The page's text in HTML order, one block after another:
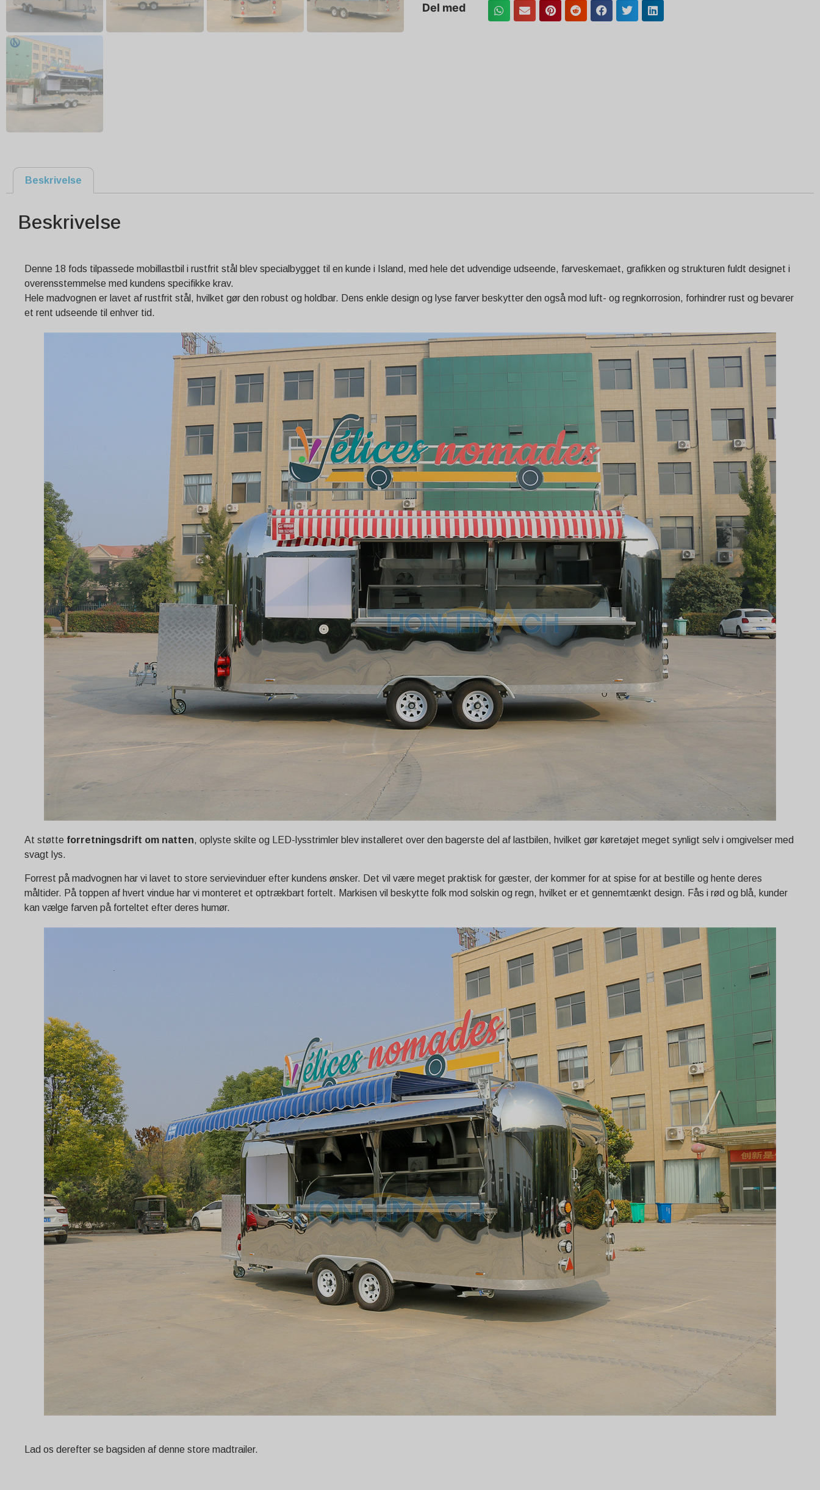
Del med
Beskrivelse
Beskrivelse
Denne 18 fods tilpassede mobillastbil i rustfrit stål blev specialbygget til en kunde i Island, med hele det udvendige udseende, farveskemaet, grafikken og strukturen fuldt designet i
overensstemmelse med kundens specifikke krav.
Hele madvognen er lavet af rustfrit stål, hvilket gør den robust og holdbar. Dens enkle design og lyse farver beskytter den også mod luft- og regnkorrosion, forhindrer rust og bevarer
et rent udseende til enhver tid.
At støtte forretningsdrift om natten, oplyste skilte og LED-lysstrimler blev installeret over den bagerste del af lastbilen, hvilket gør køretøjet meget synligt selv i omgivelser med
svagt lys.
Forrest på madvognen har vi lavet to store servievinduer efter kundens ønsker. Det vil være meget praktisk for gæster, der kommer for at spise for at bestille og hente deres
måltider. På toppen af ​​hvert vindue har vi monteret et optrækbart fortelt. Markisen vil beskytte folk mod solskin og regn, hvilket er et gennemtænkt design. Fås i rød og blå, kunder
kan vælge farven på forteltet efter deres humør.
Lad os derefter se bagsiden af denne store madtrailer.